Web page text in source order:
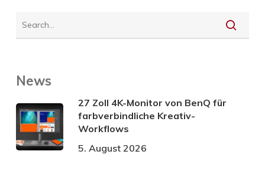
News
27 Zoll 4K-Monitor von BenQ für
farbverbindliche Kreativ-
Workflows
5. August 2026